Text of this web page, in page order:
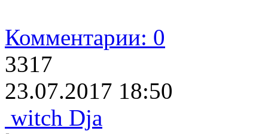
Комментарии: 0
3317
23.07.2017 18:50
witch Dja